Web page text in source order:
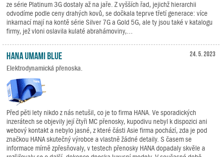
ze série Platinum 3G dostaly až na jaře. Z vyšších řad, jejichž hierarchii
odvodíme podle ceny drahých kovů, se dočkala teprve třetí generace: více
inkarnací mají na kontě série Silver 7G a Gold 5G, ale ty jsou také v katalogu
firmy, jež vloni oslavila kulaté abrahámoviny,...
24. 5. 2023
HANA Umami Blue
Elektrodynamická přenoska.
Před pěti lety nikdo z nás netušil, co je to firma HANA. Ve sporadických
inzerátech se objevily její čtyři MC přenosky, kupodivu nebyl k dispozici ani
webový kontakt a nebylo jasné, z které části Asie firma pochází, zda je pod
značkou HANA skutečný výrobce a vlastně žádné detaily. S časem se
informace mírně zpřesňovaly, v testech přenosky HANA dopadaly skvěle a